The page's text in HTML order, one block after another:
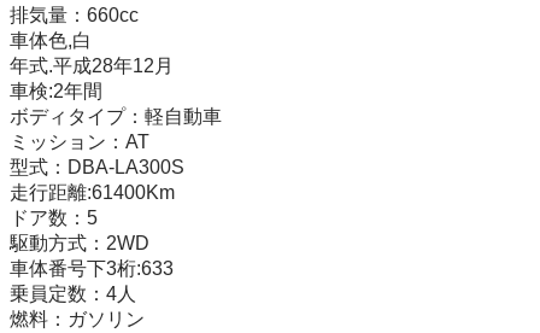
排気量：660cc
車体色,白
年式.平成28年12月
車検:2年間
ボディタイプ：軽自動車
ミッション：AT
型式：DBA-LA300S
走行距離:61400Km
ドア数：5
駆動方式：2WD
車体番号下3桁:633
乗員定数：4人
燃料：ガソリン